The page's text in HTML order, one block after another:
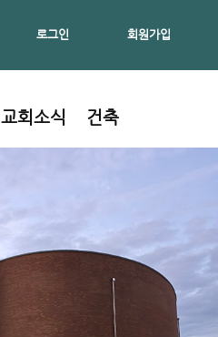
로그인 회원가입
교회소식 건축